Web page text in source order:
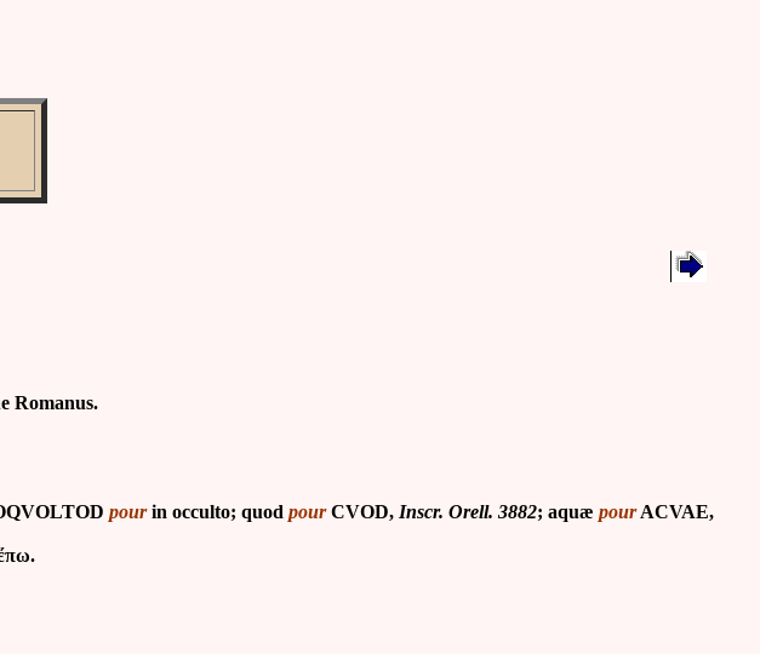
Romanus.
pourin occulto; quod pourCVOD, Inscr. Orell. 3882; aquæ pourACVAE,